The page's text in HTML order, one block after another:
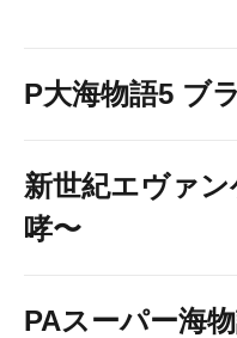
P大海物語5 ブ
新世紀エヴァ
哮〜
PAスーパー海